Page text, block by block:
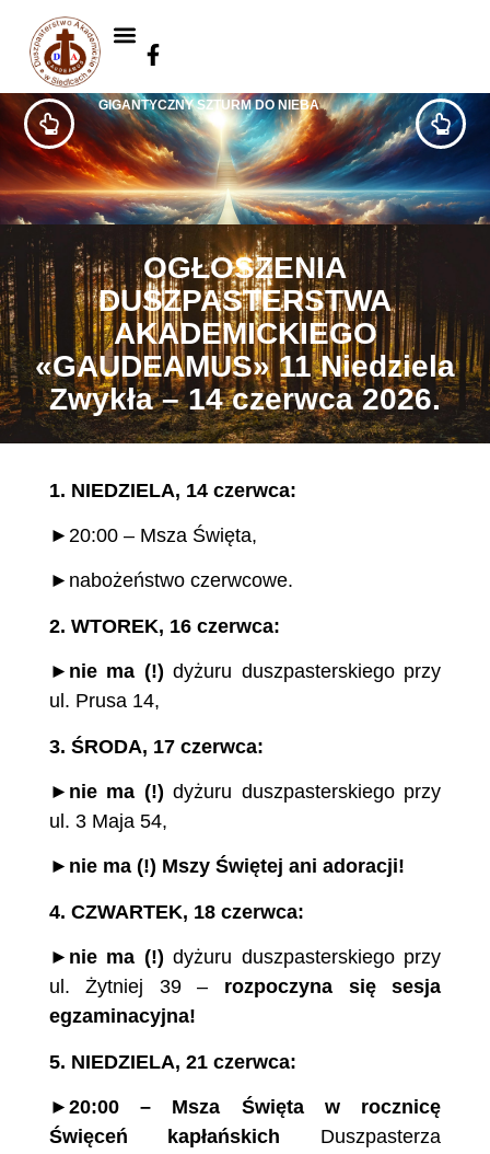
GIGANTYCZNY SZTURM DO NIEBA
OGŁOSZENIA
DUSZPASTERSTWA
AKADEMICKIEGO
«GAUDEAMUS» 11 Niedziela
Zwykła – 14 czerwca 2026.
1. NIEDZIELA, 14 czerwca:
►20:00 – Msza Święta,
►nabożeństwo czerwcowe.
2. WTOREK, 16 czerwca:
► nie ma (!) dyżuru duszpasterskiego przy
ul. Prusa 14,
3. ŚRODA, 17 czerwca:
► nie ma (!) dyżuru duszpasterskiego przy
ul. 3 Maja 54,
► nie ma (!) Mszy Świętej ani adoracji!
4. CZWARTEK, 18 czerwca:
► nie ma (!) dyżuru duszpasterskiego przy
ul. Żytniej 39 – rozpoczyna się sesja
egzaminacyjna!
5. NIEDZIELA, 21 czerwca:
► 20:00 – Msza Święta
w rocznicę
Święceń kapłańskich Duszpasterza